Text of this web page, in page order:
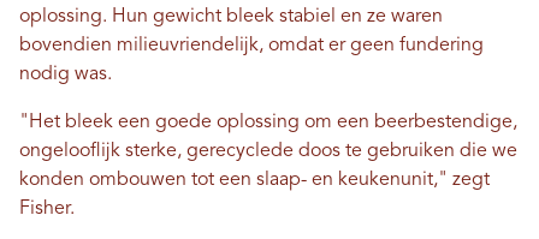
oplossing. Hun gewicht bleek stabiel en ze waren
bovendien milieuvriendelijk, omdat er geen fundering
nodig was.
"Het bleek een goede oplossing om een ​​beerbestendige,
ongelooflijk sterke, gerecyclede doos te gebruiken die we
konden ombouwen tot een slaap- en keukenunit," zegt
Fisher.